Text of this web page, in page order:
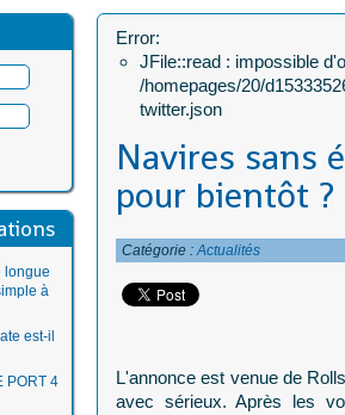
longue
à
est-il
PORT 4
Error:
JFile::read : impossible
/homepages/20/
twitter.json
Navires sans
pour bientôt ?
Catégorie :Actualités
L'annonce est venue de
avec sérieux. Après les